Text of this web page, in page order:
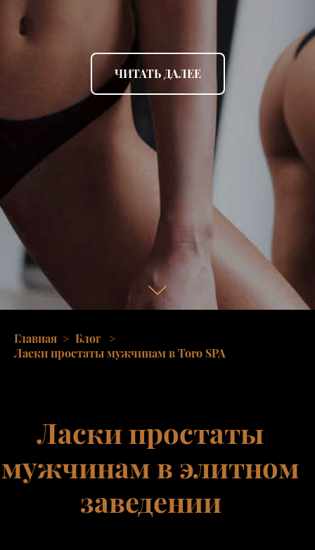
ЧИТАТЬ ДАЛЕЕ
Главная > Блог
>
Ласки простаты мужчинам в Toro SPA
Ласки простаты
мужчинам в элитном
заведении